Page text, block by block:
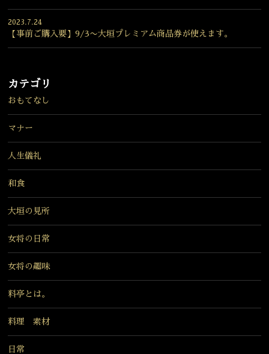
2023.7.24
【事前ご購入要】9/3〜大垣プレミアム商品券が使えます。
カテゴリ
おもてなし
マナー
人生儀礼
和食
大垣の見所
女将の日常
女将の趣味
料亭とは。
料理 素材
日常